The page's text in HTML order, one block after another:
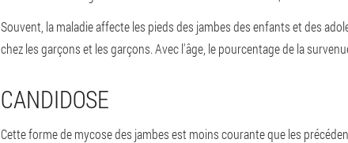
Souvent, la maladie affecte les pieds des jambes des enfants et des
chez les garçons et les garçons. Avec l'âge, le pourcentage de la
CANDIDOSE
Cette forme de mycose des jambes est moins courante que les